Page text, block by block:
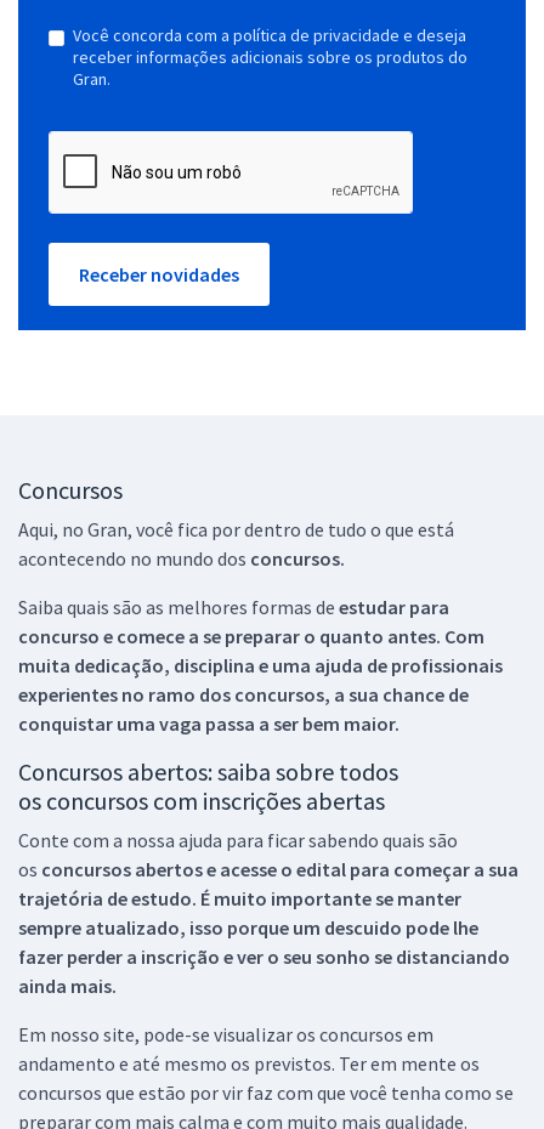
Você concorda com a política de privacidade e deseja
receber informações adicionais sobre os produtos do
Gran.
Receber novidades
Concursos
Aqui, no Gran, você fica por dentro de tudo o que está
acontecendo no mundo dos concursos.
Saiba quais são as melhores formas de estudar para
concurso e comece a se preparar o quanto antes. Com
muita dedicação, disciplina e uma ajuda de profissionais
experientes no ramo dos concursos, a sua chance de
conquistar uma vaga passa a ser bem maior.
Concursos abertos: saiba sobre todos
os concursos com inscrições abertas
Conte com a nossa ajuda para ficar sabendo quais são
os concursos abertos e acesse o edital para começar a sua
trajetória de estudo. É muito importante se manter
sempre atualizado, isso porque um descuido pode lhe
fazer perder a inscrição e ver o seu sonho se distanciando
ainda mais.
Em nosso site, pode-se visualizar os concursos em
andamento e até mesmo os previstos. Ter em mente os
concursos que estão por vir faz com que você tenha como se
preparar com mais calma e com muito mais qualidade.